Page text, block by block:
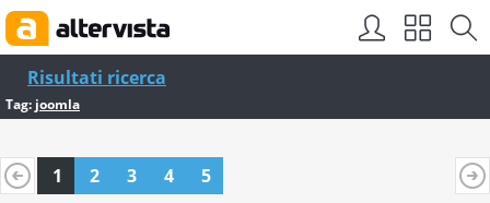
Risultati ricerca
Tag: joomla
1 2 3 4 5